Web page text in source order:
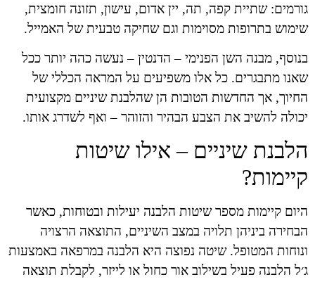
גורמים: שתיית קפה, תה, יין אדום, עישון, תזונה חומצית,
שימוש בתרופות מסוימות וגם שחיקה טבעית של האמייל.
בנוסף, מבנה השן הפנימי – הדנטין – נעשה כהה יותר ככל
שאנו מתבגרים. כל אלו משפיעים על המראה הכללי של
החיוך, אך החדשות הטובות הן שהלבנת שיניים מקצועית
יכולה להשיב את הצבע הבהיר והזוהר – ואף לשדרג אותו.
הלבנת שיניים – אילו שיטות
קיימות?
היום קיימות מספר שיטות הלבנה יעילות ובטוחות, כאשר
הבחירה ביניהן תלויה במצב השיניים, התוצאה הרצויה
ונוחות המטופל. שיטה נפוצה היא הלבנה במרפאה באמצעות
ג׳ל הלבנה פעיל בשילוב אור כחול או לייזר, לקבלת תוצאה